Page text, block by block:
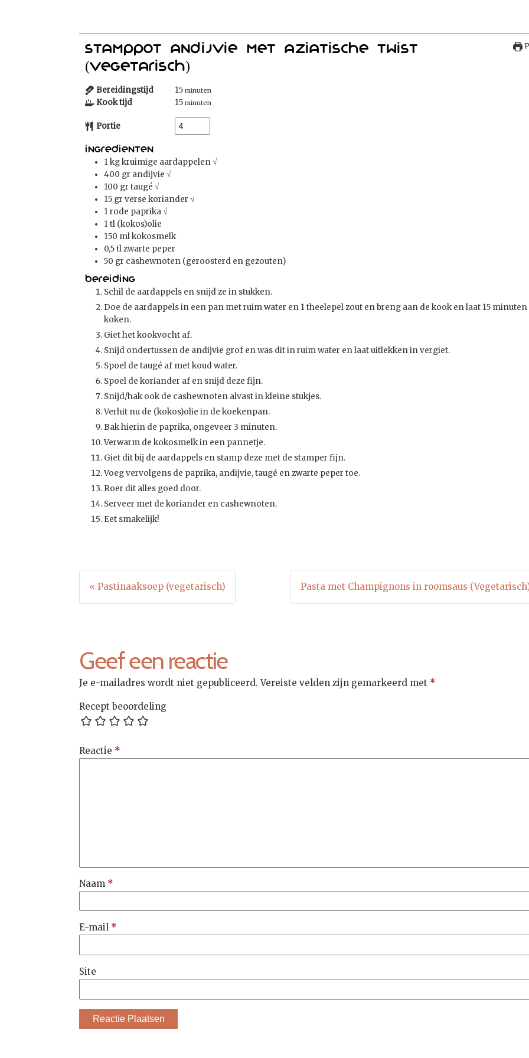
Stamppot Andijvie met Aziatische twist
(vegetarisch)
Bereidingstijd 15 minuten
Kook tijd 15 minuten
Portie
Ingredienten
1 kg kruimige aardappelen √
400 gr andijvie √
100 gr taugé √
15 gr verse koriander √
1 rode paprika √
1 tl (kokos)olie
150 ml kokosmelk
0,5 tl zwarte peper
50 gr cashewnoten (geroosterd en gezouten)
Bereiding
Schil de aardappels en snijd ze in stukken.
Doe de aardappels in een pan met ruim water en 1 theelepel zout en breng aan de kook en laat 15 minuten
koken.
Giet het kookvocht af.
Snijd ondertussen de andijvie grof en was dit in ruim water en laat uitlekken in vergiet.
Spoel de taugé af met koud water.
Spoel de koriander af en snijd deze fijn.
Snijd/hak ook de cashewnoten alvast in kleine stukjes.
Verhit nu de (kokos)olie in de koekenpan.
Bak hierin de paprika, ongeveer 3 minuten.
Verwarm de kokosmelk in een pannetje.
Giet dit bij de aardappels en stamp deze met de stamper fijn.
Voeg vervolgens de paprika, andijvie, taugé en zwarte peper toe.
Roer dit alles goed door.
Serveer met de koriander en cashewnoten.
Eet smakelijk!
Bericht
« Pastinaaksoep (vegetarisch) Pasta met Champignons in roomsaus
Geef een reactie
Je e-mailadres wordt niet gepubliceerd. Vereiste velden zijn gemarkeerd met *
Recept beoordeling
Reactie *
Naam *
E-mail *
Site